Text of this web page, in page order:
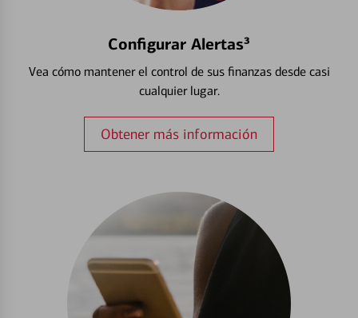
Configurar Alertas³
Vea cómo mantener el control de sus finanzas desde casi
cualquier lugar.
Obtener más información